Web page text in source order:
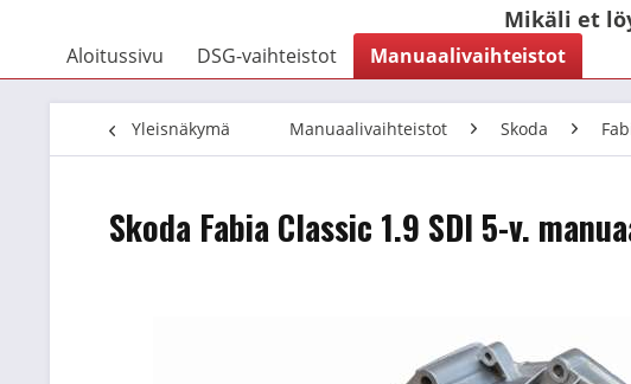
Mikäli et
Aloitussivu DSG-vaihteistot Manuaalivaihteistot
Yleisnäkymä Manuaalivaihteistot Skoda
Skoda Fabia Classic 1.9 SDI 5-v.